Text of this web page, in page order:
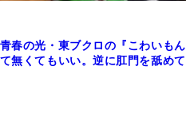
春の光・東ブクロの『こわいもん
無くてもいい。逆に肛門を舐めて